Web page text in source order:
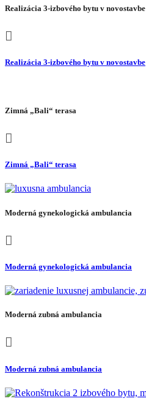
Realizácia 3-izbového bytu v novostavbe
Realizácia 3-izbového bytu v novostavbe
Zimná „Bali“ terasa
Zimná „Bali“ terasa
Moderná gynekologická ambulancia
Moderná gynekologická ambulancia
Moderná zubná ambulancia
Moderná zubná ambulancia